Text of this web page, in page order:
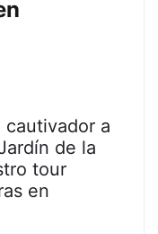
cautivador a
de la
tour
en